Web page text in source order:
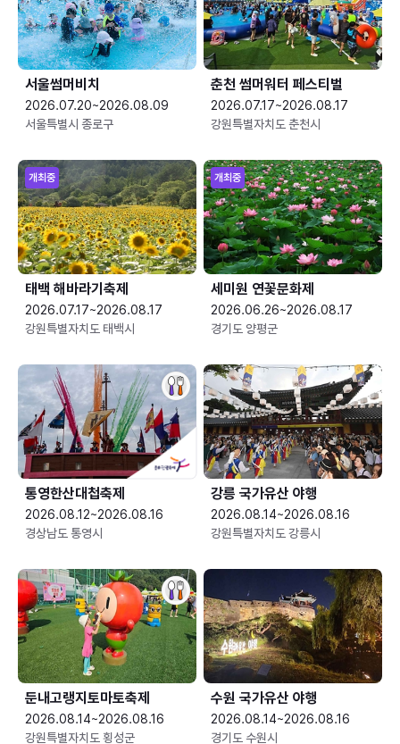
서울썸머비치
2026.07.20~2026.08.09
서울특별시 종로구
춘천 썸머워터 페스티벌
2026.07.17~2026.08.17
강원특별자치도 춘천시
개최중
태백 해바라기축제
2026.07.17~2026.08.17
강원특별자치도 태백시
개최중
세미원 연꽃문화제
2026.06.26~2026.08.17
경기도 양평군
통영한산대첩축제
2026.08.12~2026.08.16
경상남도 통영시
강릉 국가유산 야행
2026.08.14~2026.08.16
강원특별자치도 강릉시
둔내고랭지토마토축제
2026.08.14~2026.08.16
강원특별자치도 횡성군
수원 국가유산 야행
2026.08.14~2026.08.16
경기도 수원시